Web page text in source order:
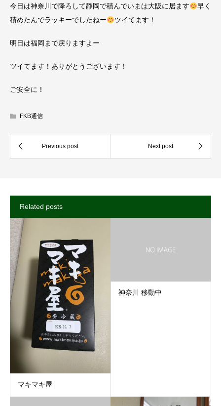
今日は神奈川で降ろして静岡で積んでいまは大阪に居ます
早く
積めたんでラッキーでしたねー
ツイてます！
明日は福岡まで戻りますよー
ツイてます！ありがとうございます！
ご安全に！
FKB通信
Related posts
マキマキ屋
神奈川 移動中